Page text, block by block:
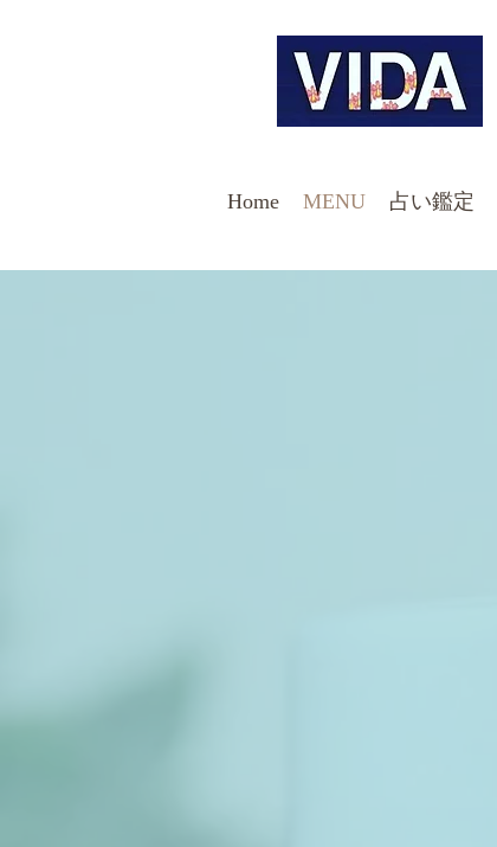
Home MENU 占い鑑定